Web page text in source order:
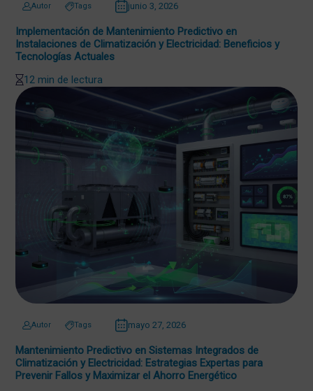
Autor Tags junio 3, 2026
Implementación de Mantenimiento Predictivo en
Instalaciones de Climatización y Electricidad: Beneficios y
Tecnologías Actuales
12 min de lectura
Autor Tags mayo 27, 2026
Mantenimiento Predictivo en Sistemas Integrados de
Climatización y Electricidad: Estrategias Expertas para
Prevenir Fallos y Maximizar el Ahorro Energético